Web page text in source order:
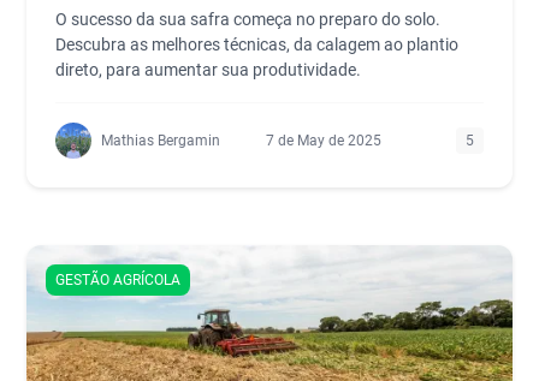
O sucesso da sua safra começa no preparo do solo.
Descubra as melhores técnicas, da calagem ao plantio
direto, para aumentar sua produtividade.
Mathias Bergamin 7 de May de 2025 5
GESTÃO AGRÍCOLA